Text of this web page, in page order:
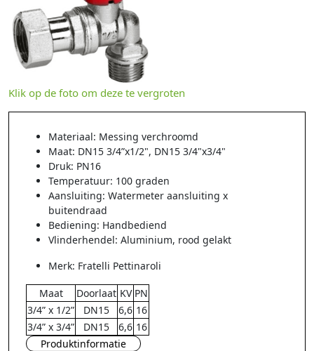
Klik op de foto om deze te vergroten
Materiaal: Messing verchroomd
Maat: DN15 3/4”x1/2", DN15 3/4"x3/4"
Druk: PN16
Temperatuur: 100 graden
Aansluiting: Watermeter aansluiting x
buitendraad
Bediening: Handbediend
Vlinderhendel: Aluminium, rood gelakt
Merk: Fratelli Pettinaroli
Maat Doorlaat KV PN
3/4” x 1/2”
DN15 6,6 16
3/4” x 3/4”
DN15 6,6 16
Produktinformatie